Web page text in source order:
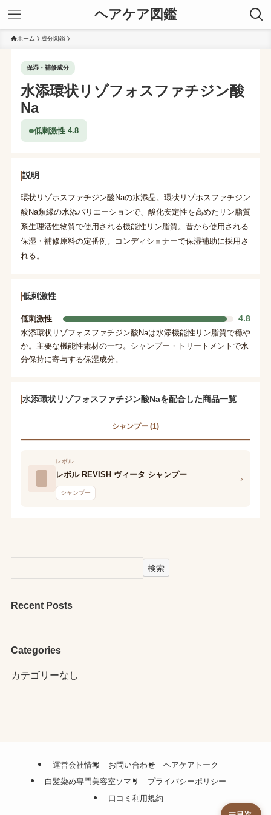
ヘアケア図鑑
ホーム 成分図鑑
保湿・補修成分
水添環状リゾフォスファチジン酸
Na
低刺激性 4.8
説明
環状リゾホスファチジン酸Naの水添品。環状リゾホスファチジン
酸Na類縁の水添バリエーションで、酸化安定性を高めたリン脂質
系生理活性物質で使用される機能性リン脂質。昔から使用される
保湿・補修原料の定番例。コンディショナーで保湿補助に採用さ
れる。
低刺激性
低刺激性 4.8
水添環状リゾフォスファチジン酸Naは水添機能性リン脂質で穏や
か。主要な機能性素材の一つ。シャンプー・トリートメントで水
分保持に寄与する保湿成分。
水添環状リゾフォスファチジン酸Naを配合した商品一覧
シャンプー (1)
レボル
レボル REVISH ヴィータ シャンプー
シャンプー
›
検索
Recent Posts
Categories
カテゴリーなし
運営会社情報 お問い合わせ
ヘアケアトーク
白髪染め専門美容室ソマリ
プライバシーポリシー
口コミ利用規約